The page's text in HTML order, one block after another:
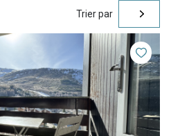
Trier par